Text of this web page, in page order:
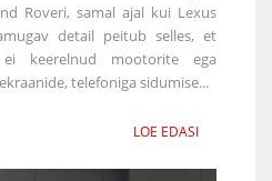
Roveri, samal ajal kui Lexus
detail peitub selles, et
keerelnud mootorite ega
telefoniga sidumise...
LOE EDASI